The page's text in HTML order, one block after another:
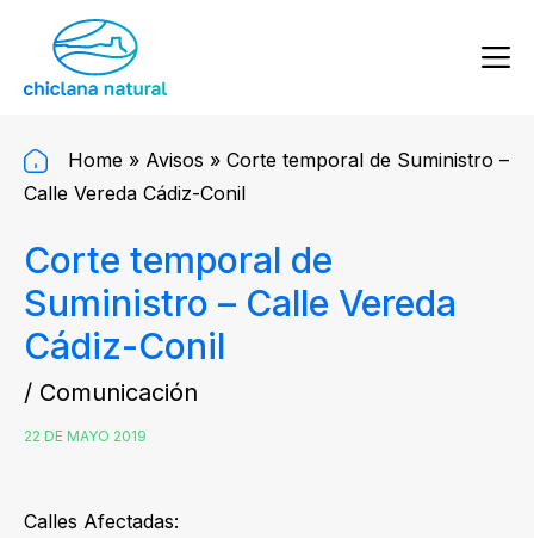
Home » Avisos » Corte temporal de Suministro –
Calle Vereda Cádiz-Conil
Corte temporal de
Suministro – Calle Vereda
Cádiz-Conil
/ Comunicación
22 DE MAYO 2019
Calles Afectadas: